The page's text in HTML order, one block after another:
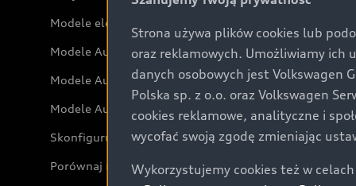
Modele elektryczne Audi
Modele Audi plug-in hybrid
Modele Audi SUV
Modele Audi RS
Skonfiguruj swoje Audi
Porównaj modele Audi
Strona używa plików cookies lub
oraz reklamowych. Umożliwiamy ich
danych osobowych jest Volkswagen
Polska sp. z o.o. oraz Volkswagen
cookies reklamowe, analityczne i
wycofać swoją zgodę zmieniając
Wykorzystujemy cookies też w